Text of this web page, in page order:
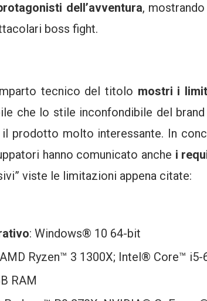
dell’avventura,
boss fight.
tecnico del titolo mostri i
che lo stile inconfondibile del
il prodotto molto interessante. In
hanno comunicato anche i
viste le limitazioni appena citate:
: Windows® 10 64-bit
Ryzen™ 3 1300X; Intel® Core™ i5-
RAM